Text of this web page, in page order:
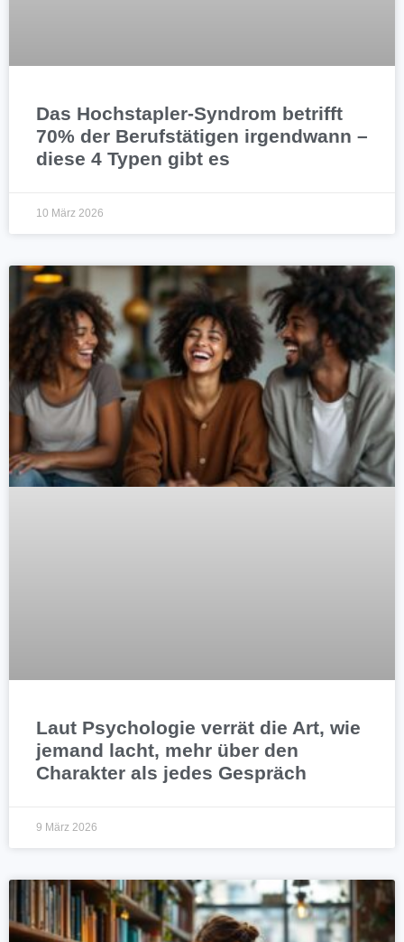
Das Hochstapler-Syndrom betrifft
70% der Berufstätigen irgendwann –
diese 4 Typen gibt es
10 März 2026
Laut Psychologie verrät die Art, wie
jemand lacht, mehr über den
Charakter als jedes Gespräch
9 März 2026